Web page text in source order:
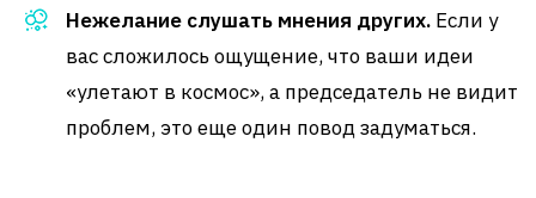
Нежелание слушать мнения других. Если у
вас сложилось ощущение, что ваши идеи
«улетают в космос», а председатель не видит
проблем, это еще один повод задуматься.